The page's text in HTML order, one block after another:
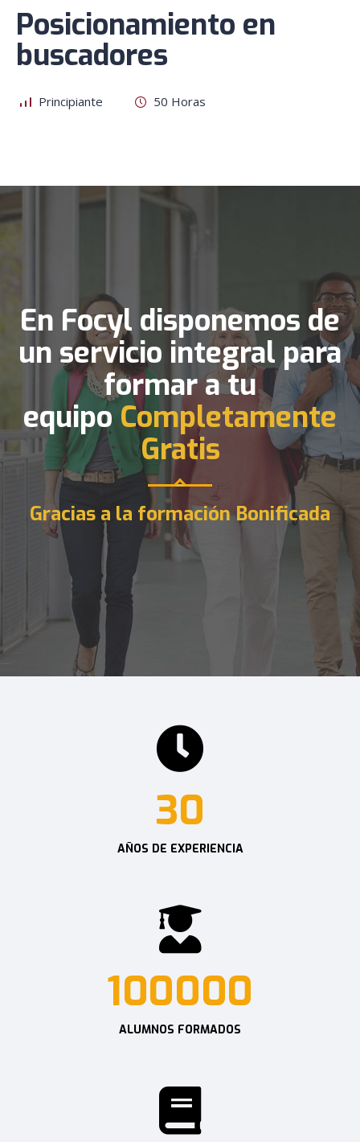
Posicionamiento en
buscadores
Principiante 50 Horas
En Focyl disponemos de
un servicio integral para
formar a tu
equipo Completamente
Gratis
Gracias a la formación Bonificada
30
AÑOS DE EXPERIENCIA
100000
ALUMNOS FORMADOS